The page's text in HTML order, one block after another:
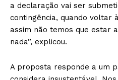
a declaração vai ser
contingência, quando voltar
assim não temos que estar
nada”, explicou.
A proposta responde a um